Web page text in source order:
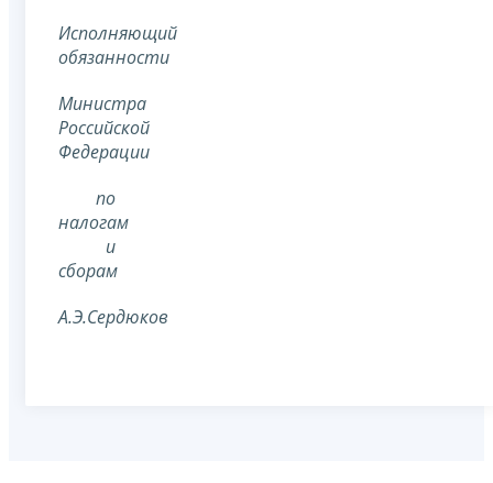
Исполняющий
обязанности
Министра
Российской
Федерации
по
налогам
и
сборам
А.Э.Сердюков